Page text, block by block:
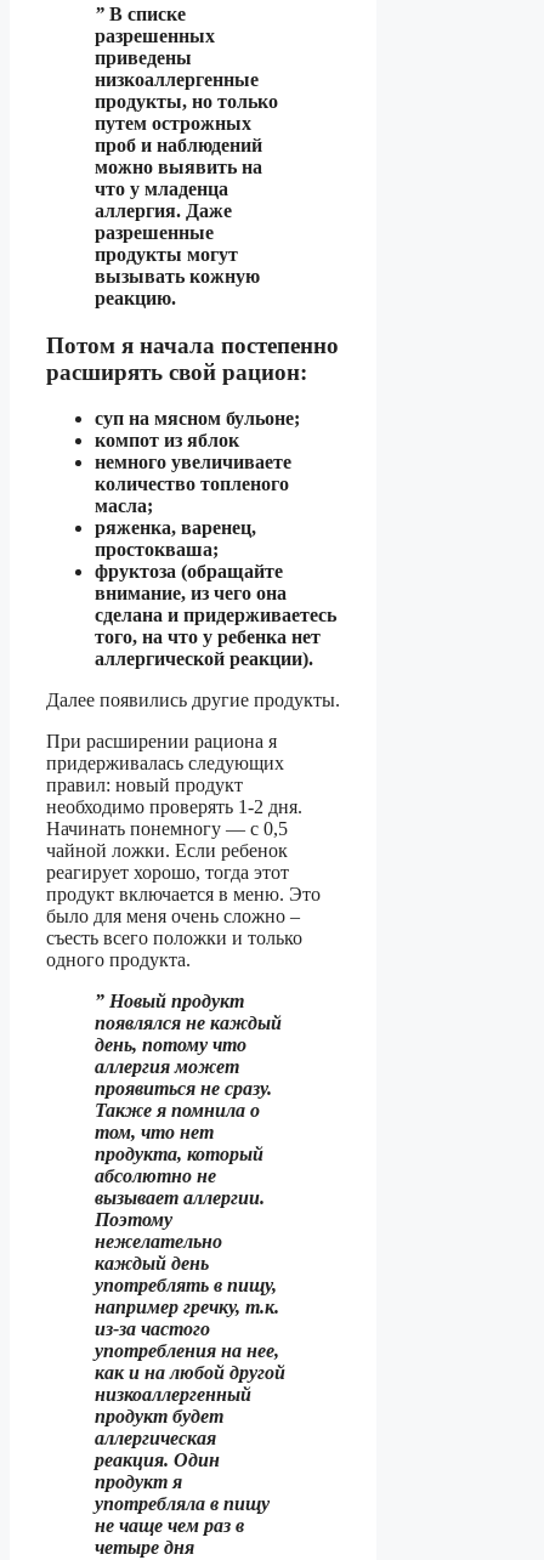
” В списке
разрешенных
приведены
низкоаллергенные
продукты, но только
путем острожных
проб и наблюдений
можно выявить на
что у младенца
аллергия. Даже
разрешенные
продукты могут
вызывать кожную
реакцию.
Потом я начала постепенно
расширять свой рацион:
суп на мясном бульоне;
компот из яблок
немного увеличиваете
количество топленого
масла;
ряженка, варенец,
простокваша;
фруктоза (обращайте
внимание, из чего она
сделана и придерживаетесь
того, на что у ребенка нет
аллергической реакции).
Далее появились другие продукты.
При расширении рациона я
придерживалась следующих
правил: новый продукт
необходимо проверять 1-2 дня.
Начинать понемногу — с 0,5
чайной ложки. Если ребенок
реагирует хорошо, тогда этот
продукт включается в меню. Это
было для меня очень сложно –
съесть всего положки и только
одного продукта.
” Новый продукт
появлялся не каждый
день, потому что
аллергия может
проявиться не сразу.
Также я помнила о
том, что нет
продукта, который
абсолютно не
вызывает аллергии.
Поэтому
нежелательно
каждый день
употреблять в пищу,
например гречку, т.к.
из-за частого
употребления на нее,
как и на любой другой
низкоаллергенный
продукт будет
аллергическая
реакция. Один
продукт я
употребляла в пищу
не чаще чем раз в
четыре дня